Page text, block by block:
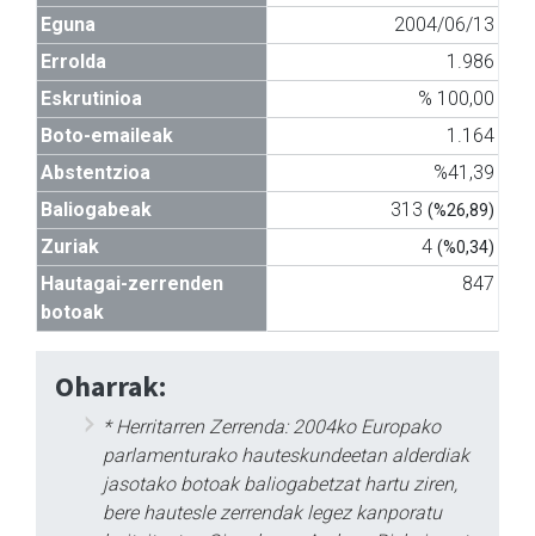
Eguna
2004/06/13
Errolda
1.986
Eskrutinioa
% 100,00
Boto-emaileak
1.164
Abstentzioa
%41,39
Baliogabeak
313 (%26,89)
Zuriak 4 (%0,34)
Hautagai-zerrenden
botoak
847
Oharrak:
* Herritarren Zerrenda: 2004ko Europako
parlamenturako hauteskundeetan alderdiak
jasotako botoak baliogabetzat hartu ziren,
bere hautesle zerrendak legez kanporatu